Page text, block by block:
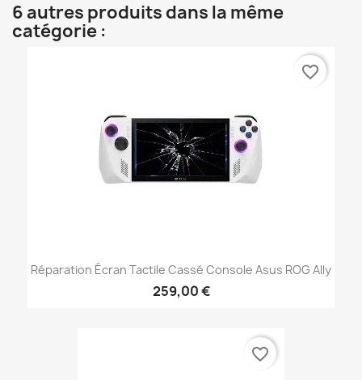
6 autres produits dans la même
catégorie :
Réparation Écran Tactile Cassé Console Asus ROG Ally
259,00 €
favorite_border
favorite_border